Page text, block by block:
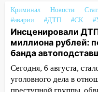
полицейские
пассажира»
13:20 В
обокрали
подростка в
13:01
В
выбросил из
Криминал Новости
#аварии
#ДТП #СК
Инсценировали
миллиона рублей:
банда
Сегодня, 6 августа,
уголовного дела в